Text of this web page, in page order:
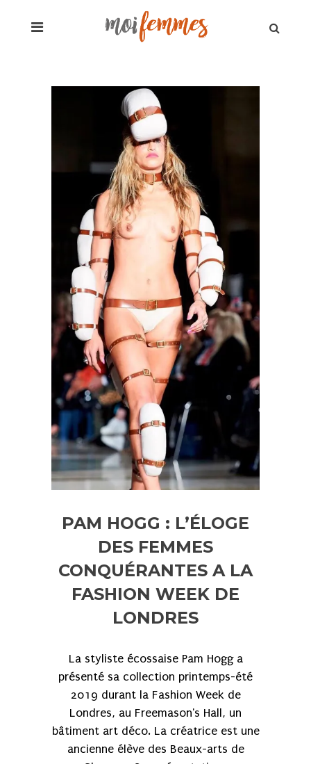
PAM HOGG : L’ÉLOGE
DES FEMMES
CONQUÉRANTES A LA
FASHION WEEK DE
LONDRES
La styliste écossaise Pam Hogg a
présenté sa collection printemps-été
2019 durant la Fashion Week de
Londres, au Freemason's Hall, un
bâtiment art déco. La créatrice est une
ancienne élève des Beaux-arts de